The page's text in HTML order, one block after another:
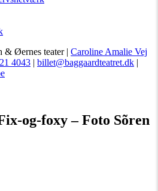
& Øernes teater | Caroline Amalie Vej
4043 billet@baggaardteatret.dk
og-foxy – Foto Sõren